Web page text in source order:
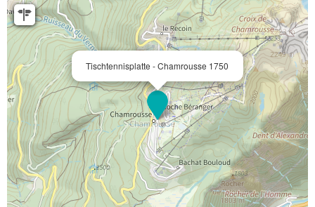
Tischtennisplatte - Chamrousse 1750